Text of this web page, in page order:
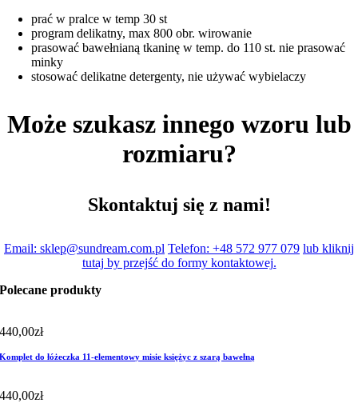
prać w pralce w temp 30 st
program delikatny, max 800 obr. wirowanie
prasować bawełnianą tkaninę w temp. do 110 st. nie prasować
minky
stosować delikatne detergenty, nie używać wybielaczy
Może szukasz innego wzoru lub
rozmiaru?
Skontaktuj się z nami!
Email: sklep@sundream.com.pl Telefon: +48 572 977 079 lub kliknij
tutaj by przejść do formy kontaktowej.
Polecane produkty
440,00zł
Komplet do łóżeczka 11-elementowy misie księżyc z szarą bawełną
440,00zł